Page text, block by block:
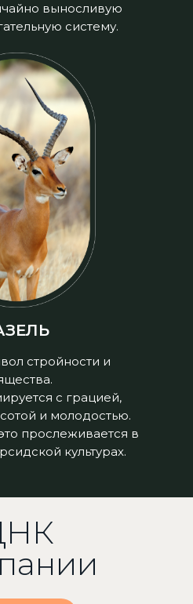
выносливую
систему.
стройности и
с грацией,
и молодостью.
прослеживается в
культурах.